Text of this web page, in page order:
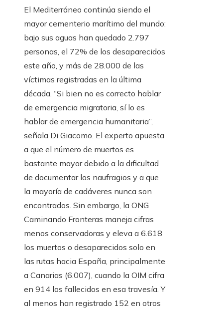
El Mediterráneo continúa siendo el
mayor cementerio marítimo del mundo:
bajo sus aguas han quedado 2.797
personas, el 72% de los desaparecidos
este año, y más de 28.000 de las
víctimas registradas en la última
década. “Si bien no es correcto hablar
de emergencia migratoria, sí lo es
hablar de emergencia humanitaria”,
señala Di Giacomo. El experto apuesta
a que el número de muertos es
bastante mayor debido a la dificultad
de documentar los naufragios y a que
la mayoría de cadáveres nunca son
encontrados. Sin embargo, la ONG
Caminando Fronteras maneja cifras
menos conservadoras y eleva a 6.618
los muertos o desaparecidos solo en
las rutas hacia España, principalmente
a Canarias (6.007), cuando la OIM cifra
en 914 los fallecidos en esa travesía. Y
al menos han registrado 152 en otros